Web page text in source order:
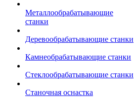
Металлообрабатывающие
станки
Деревообрабатывающие станки
Камнеобрабатывающие станки
Стеклообрабатывающие станки
Станочная оснастка